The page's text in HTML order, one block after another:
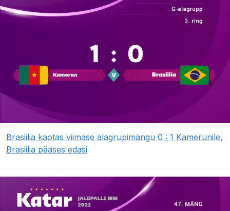
Brasiilia kaotas viimase alagrupimängu 0 : 1 Kamerunile,
Brasiilia pääses edasi